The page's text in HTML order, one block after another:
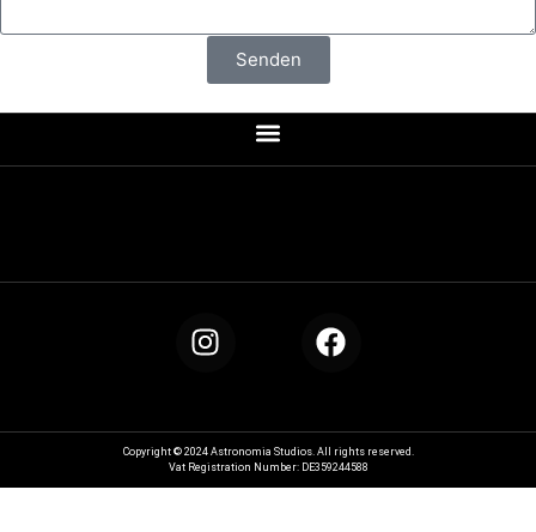
Senden
Copyright © 2024 Astronomia Studios. All rights reserved.
Vat Registration Number: DE359244588